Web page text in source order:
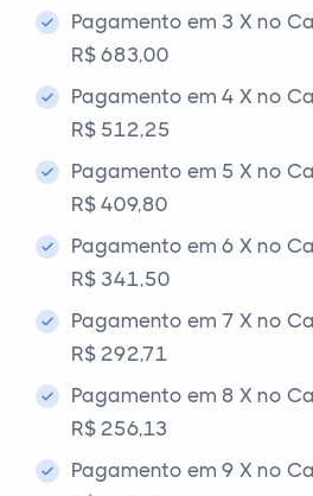
Pagamento em 3 X no
R$ 683,00
Pagamento em 4 X no
R$ 512,25
Pagamento em 5 X no
R$ 409,80
Pagamento em 6 X no
R$ 341,50
Pagamento em 7 X no
R$ 292,71
Pagamento em 8 X no
R$ 256,13
Pagamento em 9 X no